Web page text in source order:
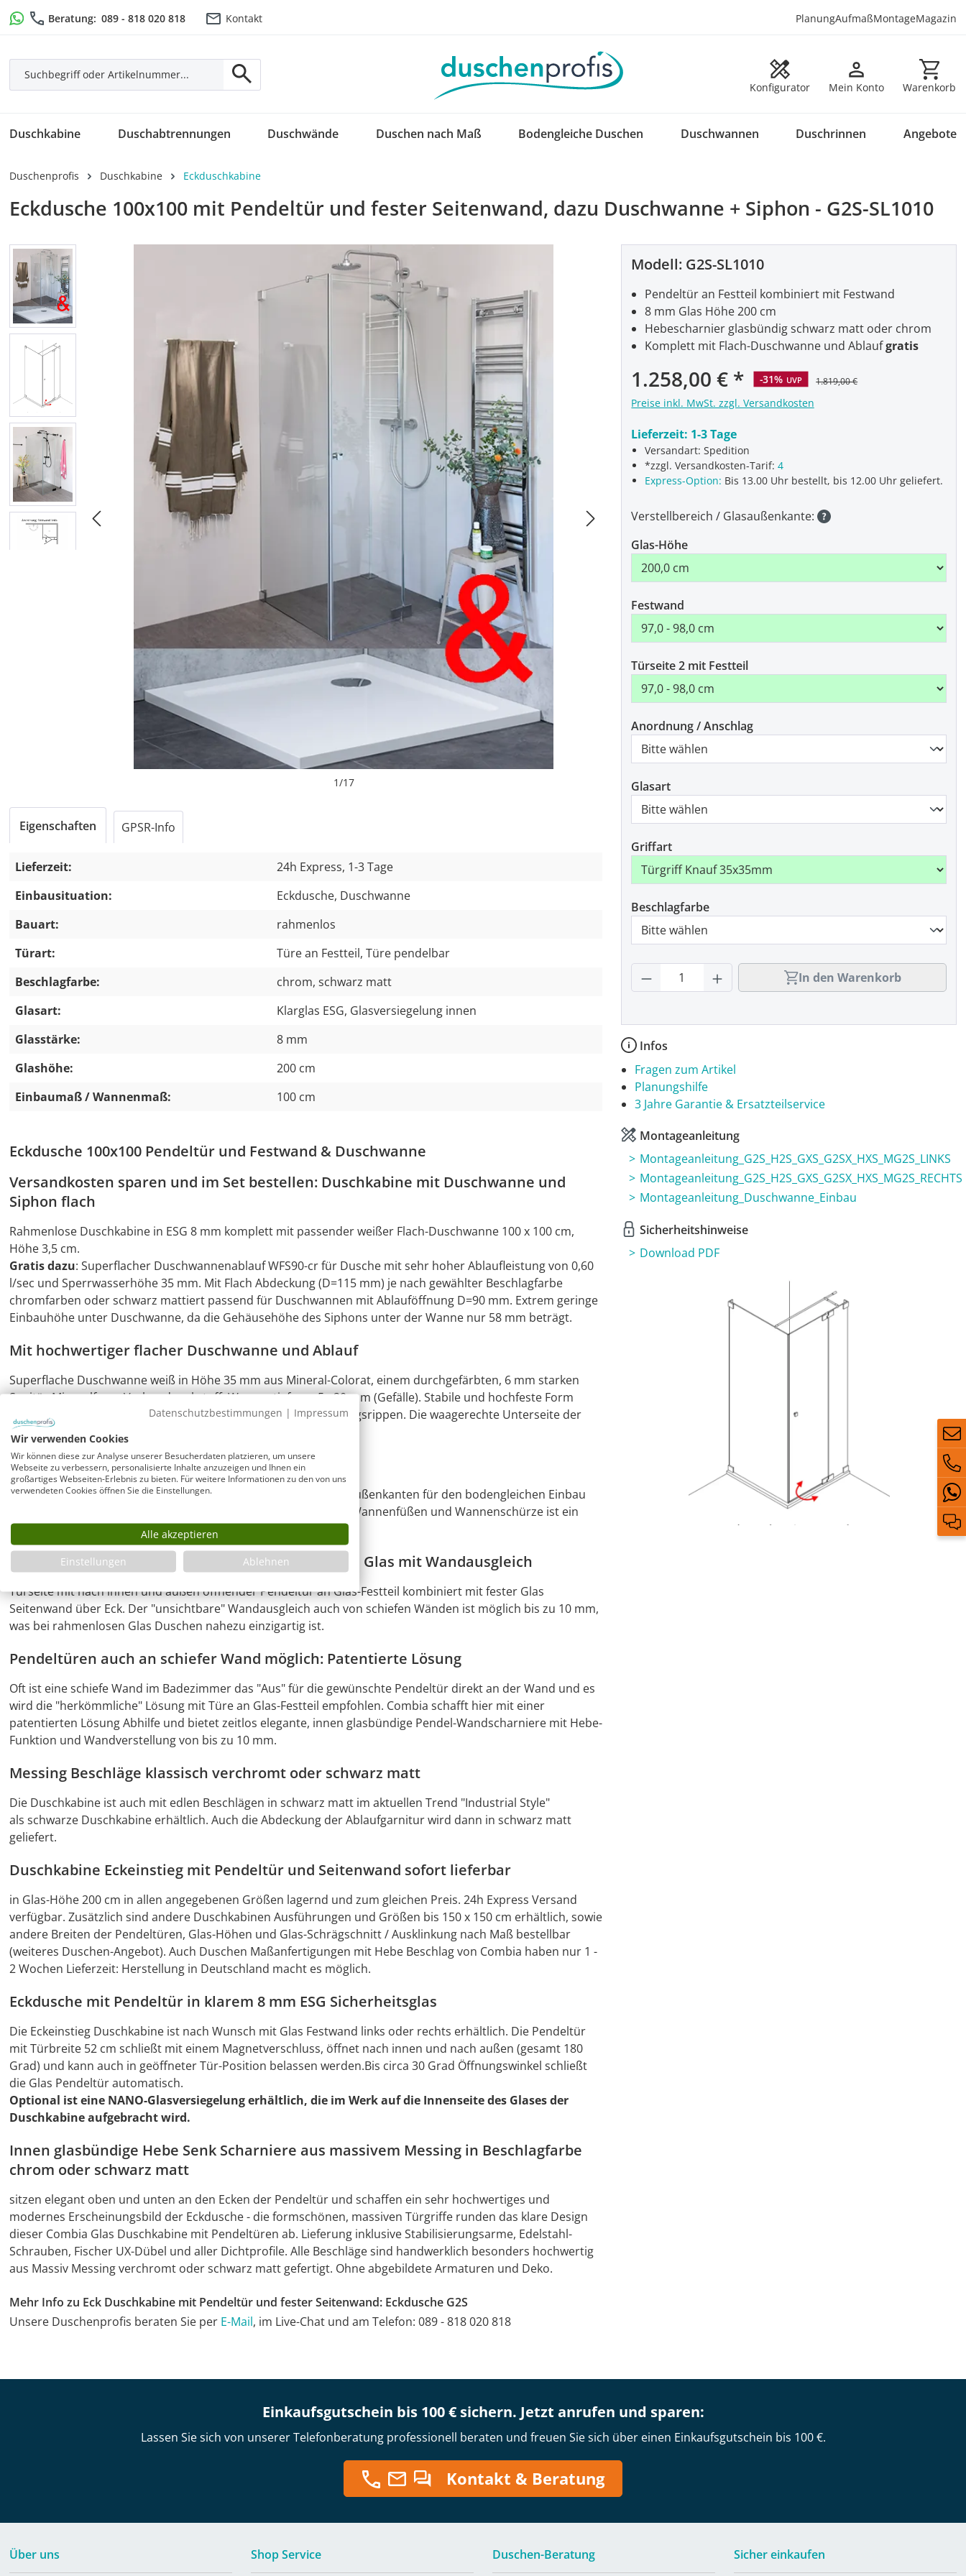
Hauptinhalt springen
Zur Suche springen
Zur Hauptnavigation springen
Beratung: 089 - 818 020 818 Kontakt PlanungAufmaßMontageMagazin
Konfigurator Mein Konto Warenkorb
Warenkorb
Duschkabine Duschabtrennungen Duschwände Duschen nach Maß Bodengleiche Duschen Duschwannen Duschrinnen Angebote
Duschenprofis Duschkabine Eckduschkabine
Eckdusche 100x100 mit Pendeltür und fester Seitenwand, dazu Duschwanne + Siphon - G2S-SL1010
Bildergalerie überspringen
1/17
Modell: G2S-SL1010
Verkaufspreis:
1.258,00 € -31% UVP 1.819,00 €
Preise inkl. MwSt. zzgl. Versandkosten
Lieferzeit: 1-3 Tage
Versandart: Spedition
*zzgl. Versandkosten-Tarif:4
Express-Option: Bis 13.00 Uhr bestellt, bis 12.00 Uhr geliefert.
Pendeltür an Festteil kombiniert mit Festwand
8 mm Glas Höhe 200 cm
Hebescharnier glasbündig schwarz matt oder chrom
Komplett mit Flach-Duschwanne und Ablaufgratis
Verstellbereich / Glasaußenkante:
Glas-Höhe
Festwand
Türseite 2 mit Festteil
Anordnung / Anschlag
Glasart
Griffart
Beschlagfarbe
Produkt Anzahl: Gib den gewünschten
In den Warenkorb
Infos
Fragen zum Artikel
Planungshilfe
3 Jahre Garantie & Ersatzteilservice
Montageanleitung
Montageanleitung_G2S_H2S_GXS_G2SX_HXS_MG2S_LINKS
Montageanleitung_G2S_H2S_GXS_G2SX_HXS_MG2S_RECHTS
Montageanleitung_Duschwanne_Einbau
Sicherheitshinweise
Download PDF
Eigenschaften GPSR-Info
Lieferzeit:
24h Express, 1-3 Tage
Einbausituation:
Eckdusche, Duschwanne
Bauart:
rahmenlos
Türart:
Türe an Festteil, Türe pendelbar
Beschlagfarbe:
chrom, schwarz matt
Glasart:
Klarglas ESG, Glasversiegelung innen
Glasstärke:
8 mm
Glashöhe:
200 cm
Einbaumaß / Wannenmaß:
100 cm
Eckdusche 100x100 Pendeltür und Festwand & Duschwanne
Versandkosten sparen und im Set bestellen: Duschkabine mit Duschwanne und
Siphon flach
Rahmenlose Duschkabine in ESG 8 mm komplett mit passender weißer Flach-Duschwanne 100 x 100 cm,
Höhe 3,5 cm.
Gratis dazu: Superflacher Duschwannenablauf WFS90-cr für Dusche mit sehr hoher Ablaufleistung von 0,60
l/sec und Sperrwasserhöhe 35 mm. Mit Flach Abdeckung (D=115 mm) je nach gewählter Beschlagfarbe
chromfarben oder schwarz mattiert passend für Duschwannen mit Ablauföffnung D=90 mm. Extrem geringe
Einbauhöhe unter Duschwanne, da die Gehäusehöhe des Siphons unter der Wanne nur 58 mm beträgt.
Mit hochwertiger flacher Duschwanne und Ablauf
Superflache Duschwanne weiß in Höhe 35 mm aus Mineral-Colorat, einem durchgefärbten, 6 mm starken
Sanitär-Mineralfaser-Verbundwerkstoff. Wannentiefe ca. 5 - 20 mm (Gefälle). Stabile und hochfeste Form
aufgrund der direkt auf der Unterseite angeformten Verstärkungsrippen. Die waagerechte Unterseite der
Duschtasse ist ein wesentlicher Montage-Vorteil.
Montagemöglichkeiten der Duschwanne
Die Duschwanne ist mit ihren exakten, nicht stark gerundeten Außenkanten für den bodengleichen Einbau
geeignet. Auch teilversenkt im Boden, auf dem Boden oder mit Wannenfüßen und Wannenschürze ist ein
Einbau möglich (siehe Zubehör).
Rahmenlose Combia Eckdusche mit Pendeltür aus Glas mit Wandausgleich
Türseite mit nach innen und außen öffnender Pendeltür an Glas-Festteil kombiniert mit fester Glas
Seitenwand über Eck. Der "unsichtbare" Wandausgleich auch von schiefen Wänden ist möglich bis zu 10 mm,
was bei rahmenlosen Glas Duschen nahezu einzigartig ist.
Pendeltüren auch an schiefer Wand möglich: Patentierte Lösung
Oft ist eine schiefe Wand im Badezimmer das "Aus" für die gewünschte Pendeltür direkt an der Wand und es
wird die "herkömmliche" Lösung mit Türe an Glas-Festteil empfohlen. Combia schafft hier mit einer
patentierten Lösung Abhilfe und bietet zeitlos elegante, innen glasbündige Pendel-Wandscharniere mit Hebe-
Funktion und Wandverstellung von bis zu 10 mm.
Messing Beschläge klassisch verchromt oder schwarz matt
Die Duschkabine ist auch mit edlen Beschlägen in schwarz matt im aktuellen Trend "Industrial Style"
als schwarze Duschkabine erhältlich. Auch die Abdeckung der Ablaufgarnitur wird dann in schwarz matt
geliefert.
Duschkabine Eckeinstieg mit Pendeltür und Seitenwand sofort lieferbar
in Glas-Höhe 200 cm in allen angegebenen Größen lagernd und zum gleichen Preis. 24h Express Versand
verfügbar. Zusätzlich sind andere Duschkabinen Ausführungen und Größen bis 150 x 150 cm erhältlich, sowie
andere Breiten der Pendeltüren, Glas-Höhen und Glas-Schrägschnitt / Ausklinkung nach Maß bestellbar
(weiteres Duschen-Angebot). Auch Duschen Maßanfertigungen mit Hebe Beschlag von Combia haben nur 1 -
2 Wochen Lieferzeit: Herstellung in Deutschland macht es möglich.
Eckdusche mit Pendeltür in klarem 8 mm ESG Sicherheitsglas
Die Eckeinstieg Duschkabine ist nach Wunsch mit Glas Festwand links oder rechts erhältlich. Die Pendeltür
mit Türbreite 52 cm schließt mit einem Magnetverschluss, öffnet nach innen und nach außen (gesamt 180
Grad) und kann auch in geöffneter Tür-Position belassen werden.Bis circa 30 Grad Öffnungswinkel schließt
die Glas Pendeltür automatisch.
Optional ist eine NANO-Glasversiegelung erhältlich, die im Werk auf die Innenseite des Glases der
Duschkabine aufgebracht wird.
Innen glasbündige Hebe Senk Scharniere aus massivem Messing in Beschlagfarbe
chrom oder schwarz matt
sitzen elegant oben und unten an den Ecken der Pendeltür und schaffen ein sehr hochwertiges und
modernes Erscheinungsbild der Eckdusche - die formschönen, massiven Türgriffe runden das klare Design
dieser Combia Glas Duschkabine mit Pendeltüren ab. Lieferung inklusive Stabilisierungsarme, Edelstahl-
Schrauben, Fischer UX-Dübel und aller Dichtprofile. Alle Beschläge sind handwerklich besonders hochwertig
aus Massiv Messing verchromt oder schwarz matt gefertigt. Ohne abgebildete Armaturen und Deko.
Mehr Info zu Eck Duschkabine mit Pendeltür und fester Seitenwand: Eckdusche G2S
Unsere Duschenprofis beraten Sie per E-Mail, im Live-Chat und am Telefon: 089 - 818 020 818
Einkaufsgutschein bis 100 € sichern. Jetzt anrufen und sparen:
Lassen Sie sich von unserer Telefonberatung professionell beraten und freuen Sie sich über einen Einkaufsgutschein bis 100 €.
Kontakt & Beratung
Über uns Shop Service Duschen-Beratung Sicher einkaufen
Datenschutzbestimmungen | Impressum
Wir verwenden Cookies
Wir können diese zur Analyse unserer Besucherdaten platzieren, um unsere
Webseite zu verbessern, personalisierte Inhalte anzuzeigen und Ihnen ein
großartiges Webseiten-Erlebnis zu bieten. Für weitere Informationen zu den von uns
verwendeten Cookies öffnen Sie die Einstellungen.
Alle akzeptieren
Einstellungen
Ablehnen